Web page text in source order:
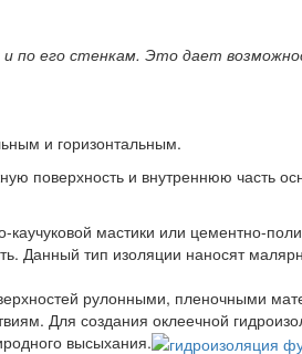
по его стенкам. Это дает
и горизонтальным.
поверхность и внутреннюю часть
мастики или цементно-
Данный тип изоляции наносят
рулонными, пленочными
Для создания оклеечной
высыхания.